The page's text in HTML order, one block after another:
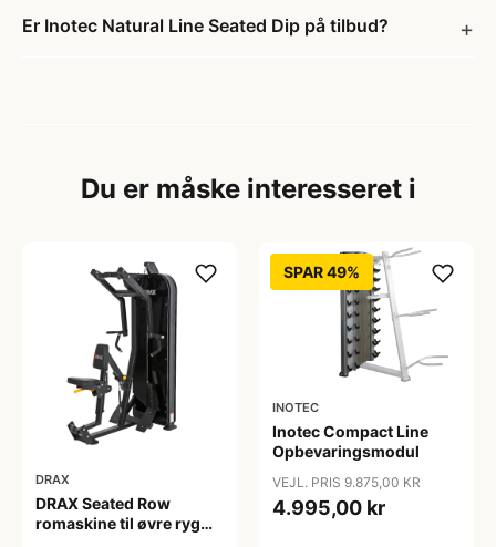
Er Inotec Natural Line Seated Dip på tilbud?
Du er måske interesseret i
DRAX
DRAX Seated Row
romaskine til øvre ryg
SPAR 49%
INOTEC
Inotec Compact Line
Opbevaringsmodul
VEJL. PRIS 9.875,00 KR
4.995,00 kr